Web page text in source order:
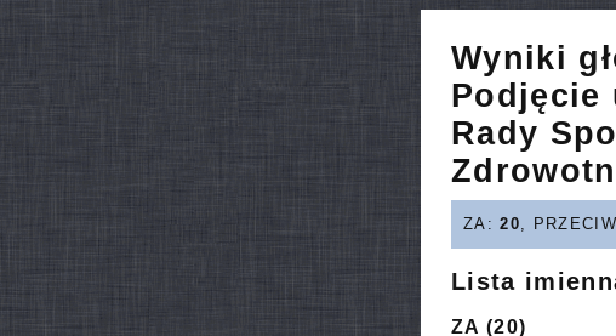
Wyniki
Podjęcie
Rady
ZA:20 ,
Lista
ZA (20)